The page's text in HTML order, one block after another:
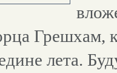
Грешхам,
лета.